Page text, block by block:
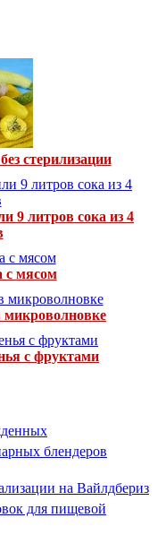
стерилизации
9 литров сока из 4
с мясом
микроволновке
с фруктами
блендеров
на Вайлдбериз
для пищевой